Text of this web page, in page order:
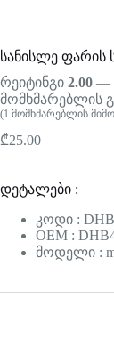
სანისლე ფარის
რეიტინგი 2.00 —
მომხმარებლის
(1 მომხმარებლის
₾25.00
დეტალები :
კოდი :
OEM :
მოდელი :